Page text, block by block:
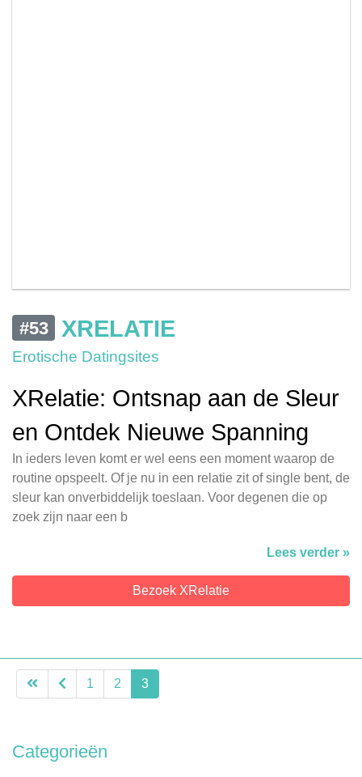
Categorieën
#53 XRELATIE
Erotische Datingsites
XRelatie: Ontsnap aan de Sleur
en Ontdek Nieuwe Spanning
In ieders leven komt er wel eens een moment waarop de
routine opspeelt. Of je nu in een relatie zit of single bent, de
sleur kan onverbiddelijk toeslaan. Voor degenen die op
zoek zijn naar een b
Lees verder »
Bezoek XRelatie
1 2 3